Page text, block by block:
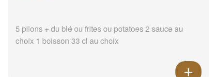
5 pilons + du blé ou frites ou potatoes 2 sauce au
choix 1 boisson 33 cl au choix